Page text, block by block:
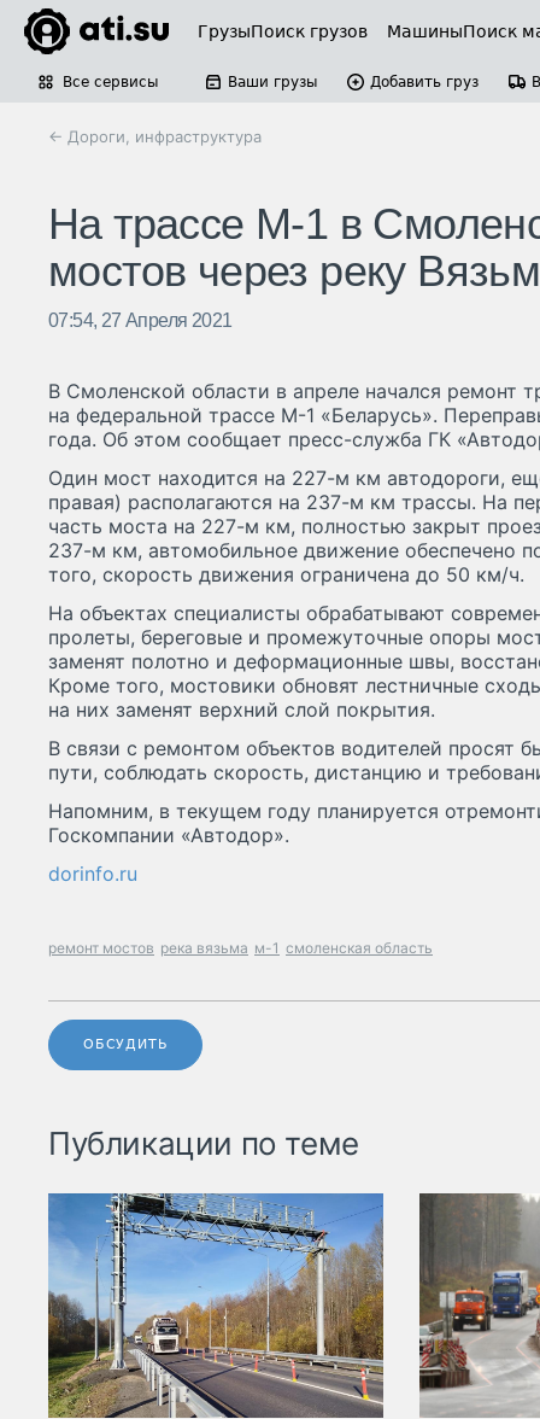
ГрузыПоиск грузов МашиныПоиск
Все сервисы Ваши грузы Добавить груз
← Дороги, инфраструктура
На трассе М-1 в
мостов через реку
07:54, 27 Апреля 2021
В Смоленской области в апреле начался ремонт
на федеральной трассе М-1 «Беларусь».
года. Об этом сообщает пресс-служба ГК
Один мост находится на 227-м км автодороги,
правая) располагаются на 237-м км трассы. На
часть моста на 227-м км, полностью закрыт
237-м км, автомобильное движение обеспечено
того, скорость движения ограничена до 50 км/ч.
На объектах специалисты обрабатывают
пролеты, береговые и промежуточные опоры
заменят полотно и деформационные швы,
Кроме того, мостовики обновят лестничные
на них заменят верхний слой покрытия.
В связи с ремонтом объектов водителей просят
пути, соблюдать скорость, дистанцию и
Напомним, в текущем году планируется
Госкомпании «Автодор».
dorinfo.ru
ремонт мостов река вязьма м-1 смоленская область
ОБСУДИТЬ
Публикации по теме